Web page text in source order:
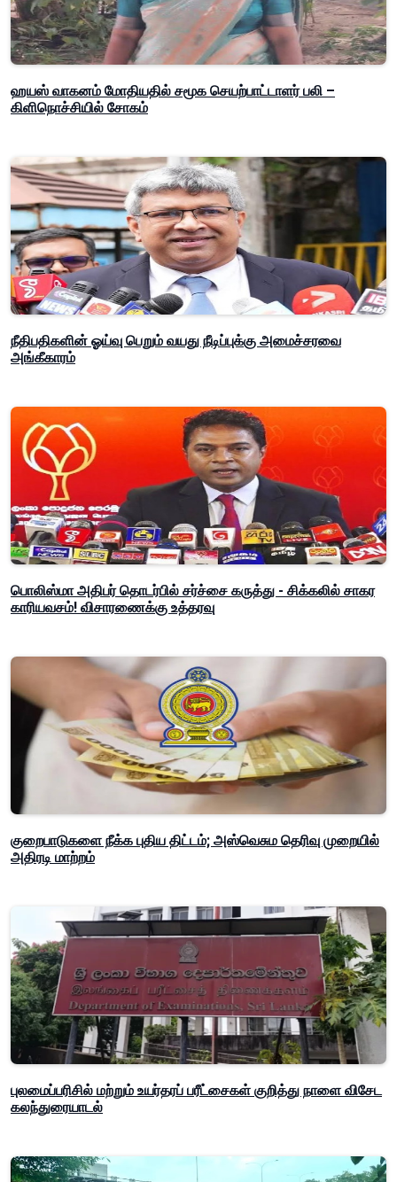
ஹயஸ் வாகனம் மோதியதில் சமூக செயற்பாட்டாளர் பலி –
கிளிநொச்சியில் சோகம்
நீதிபதிகளின் ஓய்வு பெறும் வயது நீடிப்புக்கு அமைச்சரவை
அங்கீகாரம்
பொலிஸ்மா அதிபர் தொடர்பில் சர்ச்சை கருத்து - சிக்கலில் சாகர
காரியவசம்! விசாரணைக்கு உத்தரவு
குறைபாடுகளை நீக்க புதிய திட்டம்; அஸ்வெசும தெரிவு முறையில்
அதிரடி மாற்றம்
புலமைப்பரிசில் மற்றும் உயர்தரப் பரீட்சைகள் குறித்து நாளை விசேட
கலந்துரையாடல்